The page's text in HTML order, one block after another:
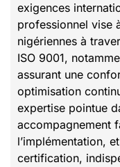
exigences
professionnel vise
nigériennes à
ISO 9001,
assurant une
optimisation
expertise pointue
accompagnement
l’implémentation,
certification,